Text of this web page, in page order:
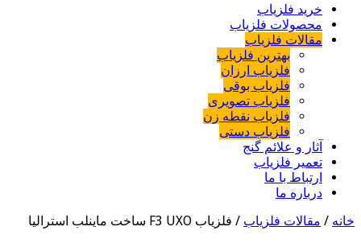
خرید فلزیاب
محصولات فلزیاب
مقالات فلزیاب
بهترین فلزیاب
فلزیاب ارزان
فلزیاب بوقی
فلزیاب تصویری
فلزیاب نقطه زن
فلزیاب دستی
آثار و علائم گنج
تعمیر فلزیاب
ارتباط با ما
درباره ما
خانه / مقالات فلزیاب / فلزیاب F3 UXO ساخت ماینلب استرالیا